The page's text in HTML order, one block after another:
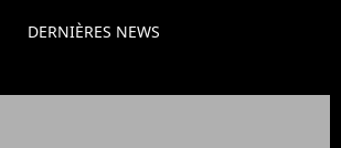
DERNIÈRES NEWS